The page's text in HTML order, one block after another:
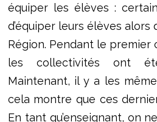
équiper les élèves :
d’équiper leurs élèves alors
Région. Pendant le premier
les collectivités ont
Maintenant, il y a les
cela montre que ces
En tant qu’enseignant, on